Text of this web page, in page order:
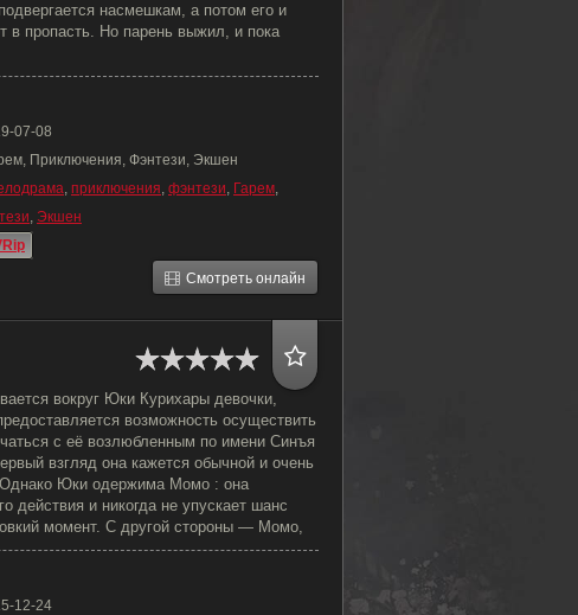
насмешкам, а потом его и
в пропасть. Но парень выжил, и пока
07-08
Приключения, Фэнтези, Экшен
, приключения, фэнтези, Гарем,
, Экшен
Смотреть онлайн
вокруг Юки Курихары девочки,
возможность осуществить
с её возлюбленным по имени Синъя
взгляд она кажется обычной и очень
Юки одержима Момо : она
действия и никогда не упускает шанс
момент. С другой стороны — Момо,
12-24